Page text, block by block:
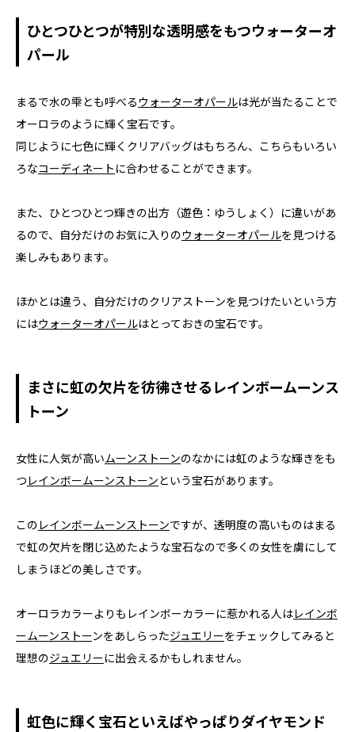
ひとつひとつが特別な透明感をもつウォーターオ
パール
まるで水の雫とも呼べる ウォーターオパールは光が当たることで
オーロラのように輝く宝石です。
同じように七色に輝くクリアバッグはもちろん、こちらもいろい
ろなコーディネート に合わせることができます。
また、ひとつひとつ輝きの出方（遊色：ゆうしょく）に違いがあ
るので、自分だけのお気に入りのウォーターオパールを見つける
楽しみもあります。
ほかとは違う、自分だけのクリアストーンを見つけたいという方
にはウォーターオパールはとっておきの宝石です。
まさに虹の欠片を彷彿させるレインボームーンス
トーン
女性に人気が高いムーンストーンのなかには虹のような輝きをも
つ レインボームーンストーンという宝石があります。
この レインボームーンストーンですが、透明度の高いものはまる
で虹の欠片を閉じ込めたような宝石なので多くの女性を虜にして
しまうほどの美しさです。
オーロラカラーよりもレインボーカラーに惹かれる人はレインボ
ームーンストーンをあしらったジュエリーをチェックしてみると
理想のジュエリーに出会えるかもしれません。
虹色に輝く宝石といえばやっぱりダイヤモンド